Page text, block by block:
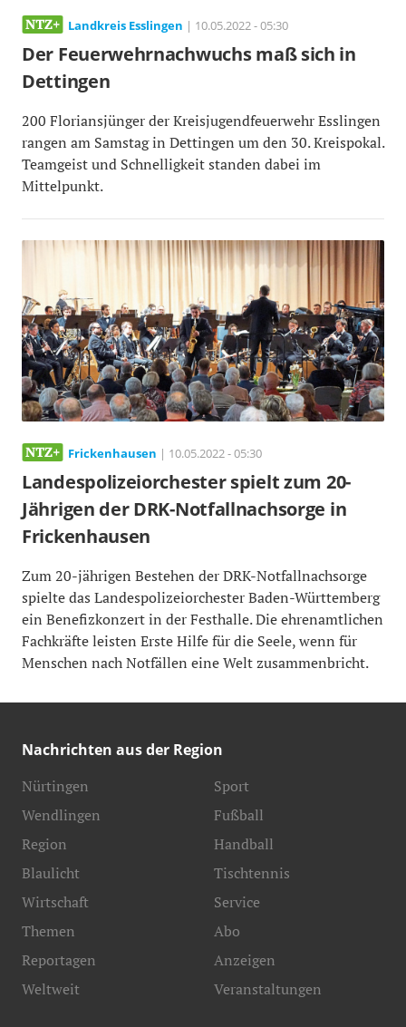
Landkreis Esslingen | 10.05.2022 - 05:30
Der Feuerwehrnachwuchs maß sich in
Dettingen
200 Floriansjünger der Kreisjugendfeuerwehr Esslingen
rangen am Samstag in Dettingen um den 30. Kreispokal.
Teamgeist und Schnelligkeit standen dabei im
Mittelpunkt.
Frickenhausen | 10.05.2022 - 05:30
Landespolizeiorchester spielt zum 20-
Jährigen der DRK-Notfallnachsorge in
Frickenhausen
Zum 20-jährigen Bestehen der DRK-Notfallnachsorge
spielte das Landespolizeiorchester Baden-Württemberg
ein Benefizkonzert in der Festhalle. Die ehrenamtlichen
Fachkräfte leisten Erste Hilfe für die Seele, wenn für
Menschen nach Notfällen eine Welt zusammenbricht.
Nachrichten aus der Region
Nürtingen
Wendlingen
Region
Blaulicht
Sport
Fußball
Handball
Tischtennis
Wirtschaft
Themen
Reportagen
Weltweit
Service
Abo
Anzeigen
Veranstaltungen